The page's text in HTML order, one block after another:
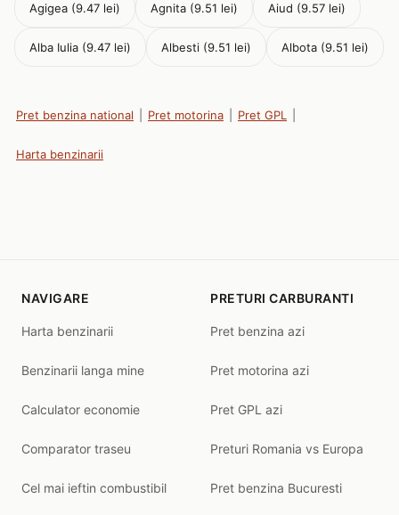
Agigea (9.47 lei) Agnita (9.51 lei) Aiud (9.57 lei)
Alba Iulia (9.47 lei) Albesti (9.51 lei) Albota (9.51 lei)
Pret benzina national Pret motorina Pret GPL
Harta benzinarii
NAVIGARE
Harta benzinarii
Benzinarii langa mine
Calculator economie
Comparator traseu
Cel mai ieftin combustibil
PRETURI CARBURANTI
Pret benzina azi
Pret motorina azi
Pret GPL azi
Preturi Romania vs Europa
Pret benzina Bucuresti